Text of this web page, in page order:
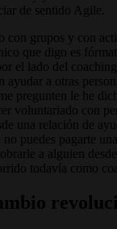
de sentido Agile.
con grupos y con
que digo es
el lado del
ayudar a otras
pregunten le he
voluntariado con
una relación de
puedes pagarte
a alguien
todavía como